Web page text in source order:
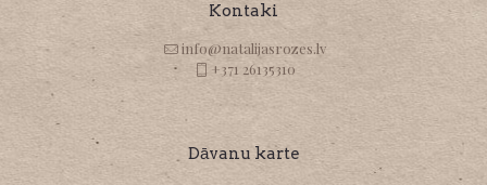
Kontaki
info@natalijasrozes.lv
+371 26135310
Dāvanu karte